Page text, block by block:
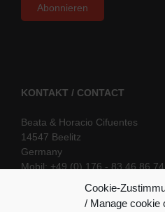
Cookie-
/ Manage cookie
KONTAKT / CONTACT
Beata & Horacio Cifuentes
14547 Beelitz
Germany
Mobil: +49 (0) 176 - 83 46 86 74